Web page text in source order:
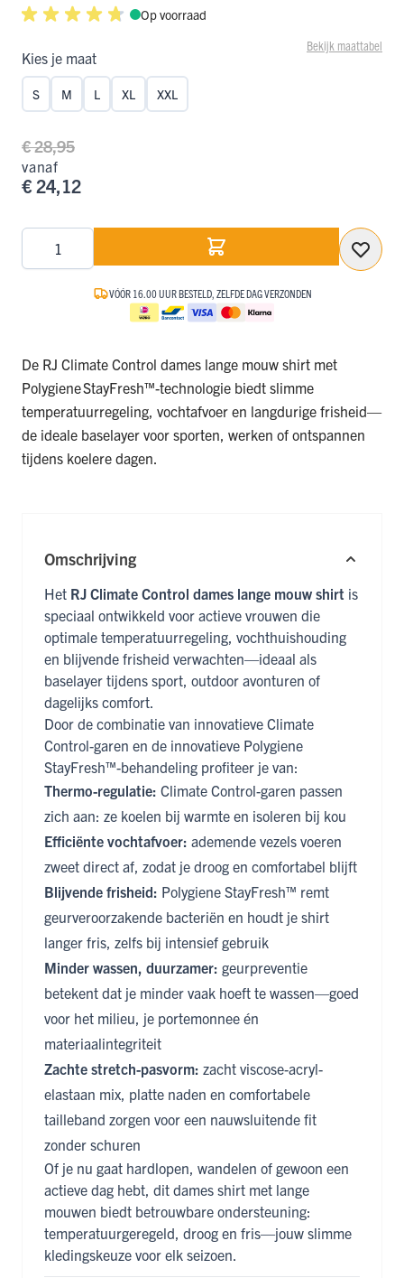
Op voorraad
Bekijk maattabel
Kies je maat
S M L XL XXL
€ 28,95
vanaf
€ 24,12
VÓÓR 16.00 UUR BESTELD, ZELFDE DAG VERZONDEN
De RJ Climate Control dames lange mouw shirt met
Polygiene StayFresh™-technologie biedt slimme
temperatuurregeling, vochtafvoer en langdurige frisheid—
de ideale baselayer voor sporten, werken of ontspannen
tijdens koelere dagen.
Omschrijving
Het RJ Climate Control dames lange mouw shirt is
speciaal ontwikkeld voor actieve vrouwen die
optimale temperatuurregeling, vochthuishouding
en blijvende frisheid verwachten—ideaal als
baselayer tijdens sport, outdoor avonturen of
dagelijks comfort.
Door de combinatie van innovatieve Climate
Control-garen en de innovatieve Polygiene
StayFresh™-behandeling profiteer je van:
Thermo-regulatie: Climate Control-garen passen
zich aan: ze koelen bij warmte en isoleren bij kou
Efficiënte vochtafvoer: ademende vezels voeren
zweet direct af, zodat je droog en comfortabel blijft
Blijvende frisheid: Polygiene StayFresh™ remt
geurveroorzakende bacteriën en houdt je shirt
langer fris, zelfs bij intensief gebruik
Minder wassen, duurzamer: geurpreventie
betekent dat je minder vaak hoeft te wassen—goed
voor het milieu, je portemonnee én
materiaalintegriteit
Zachte stretch-pasvorm: zacht viscose-acryl-
elastaan mix, platte naden en comfortabele
tailleband zorgen voor een nauwsluitende fit
zonder schuren
Of je nu gaat hardlopen, wandelen of gewoon een
actieve dag hebt, dit dames shirt met lange
mouwen biedt betrouwbare ondersteuning:
temperatuurgeregeld, droog en fris—jouw slimme
kledingskeuze voor elk seizoen.